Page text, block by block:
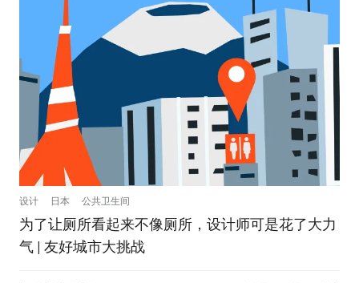
设计 日本 公共卫生间
为了让厕所看起来不像厕所，设计师可是花了大力
气 | 友好城市大挑战